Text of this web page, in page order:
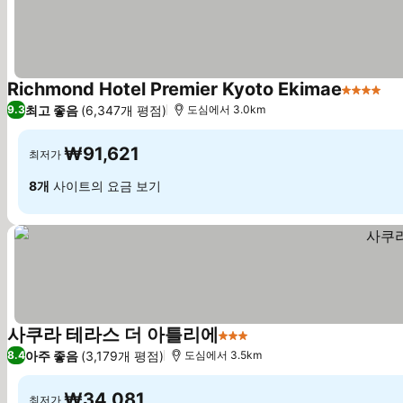
Richmond Hotel Premier Kyoto Ekimae4 성급
9.3최고 좋음 (6,347개 평점) 도심에서 3.0km
최저가 ₩91,621
8개 사이트의 요금 보기
사쿠라 테라스 더 아틀리에3 성급
8.4아주 좋음 (3,179개 평점) 도심에서 3.5km
최저가